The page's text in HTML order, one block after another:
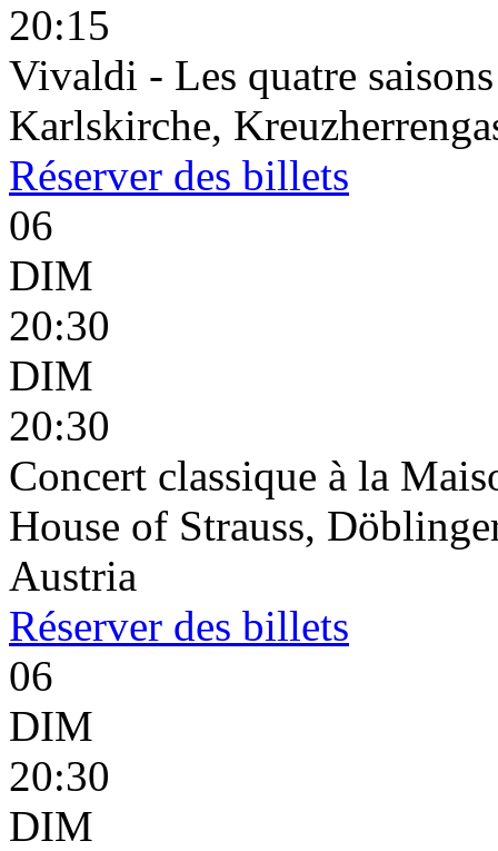
20:15
Vivaldi - Les quatre saisons
Karlskirche,
Réserver des billets
06
DIM
20:30
DIM
20:30
Concert classique à la
House of Strauss,
Austria
Réserver des billets
06
DIM
20:30
DIM